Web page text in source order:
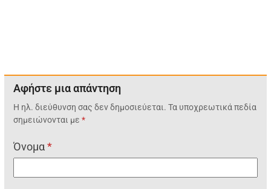
Αφήστε μια απάντηση
Η ηλ. διεύθυνση σας δεν δημοσιεύεται. Τα υποχρεωτικά πεδία
σημειώνονται με*
Όνομα*